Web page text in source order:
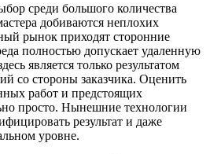
среди большого количества
добиваются неплохих
рынок приходят сторонние
полностью допускает удаленную
является только результатом
со стороны заказчика. Оценить
работ и предстоящих
просто. Нынешние технологии
результат и даже
уровне.